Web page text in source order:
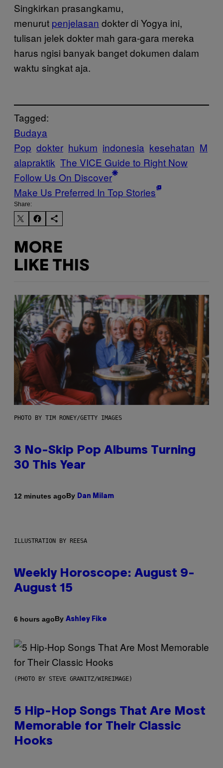
Singkirkan prasangkamu,
menurut penjelasan dokter di Yogya ini,
tulisan jelek dokter mah gara-gara mereka
harus ngisi banyak banget dokumen dalam
waktu singkat aja.
Tagged:
Budaya
Pop dokter hukum indonesia kesehatan M
alapraktik The VICE Guide to Right Now
Follow Us On Discover
Make Us Preferred In Top Stories
Share:
MORE
LIKE THIS
PHOTO BY TIM RONEY/GETTY IMAGES
3 No-Skip Pop Albums Turning
30 This Year
12 minutes agoBy Dan Milam
ILLUSTRATION BY REESA
Weekly Horoscope: August 9-
August 15
6 hours agoBy Ashley Fike
(PHOTO BY STEVE GRANITZ/WIREIMAGE)
5 Hip-Hop Songs That Are Most
Memorable for Their Classic
Hooks